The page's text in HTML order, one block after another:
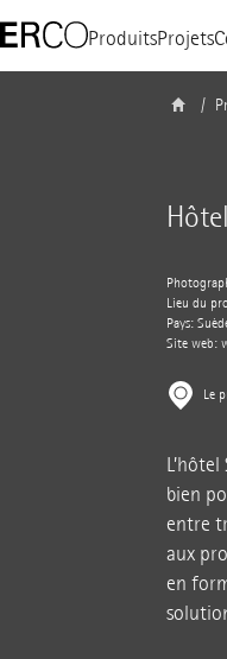
ProduitsProjets
Lieu du
Pays:
Site web:
Le
bien
entre
aux
en